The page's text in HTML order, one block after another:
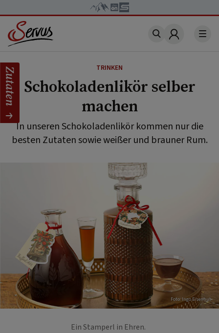
Account
TRINKEN
Schokoladenlikör selber
machen
In unseren Schokoladenlikör kommen nur die
besten Zutaten sowie weißer und brauner Rum.
Foto: Ingo Eisenhut
Ein Stamperl in Ehren.
Zutaten